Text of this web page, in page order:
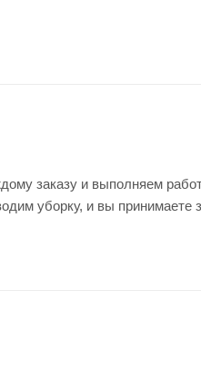
заказу и выполняем
уборку, и вы принимаете